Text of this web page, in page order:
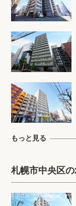
もっと見る
札幌市中央区